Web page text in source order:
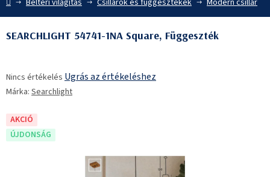
Beltéri világítás Csillárok és függesztékek Modern csillár
SEARCHLIGHT 54741-1NA Square, Függeszték
termék
átlagos
5-
ből
Nincs értékelés Ugrás az értékeléshez
Márka: Searchlight
AKCIÓ
ÚJDONSÁG